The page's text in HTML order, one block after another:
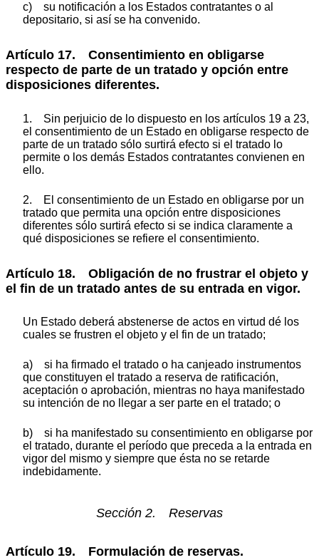
c) su notificación a los Estados contratantes o al
depositario, si así se ha convenido.
Artículo 17. Consentimiento en obligarse
respecto de parte de un tratado y opción entre
disposiciones diferentes.
1. Sin perjuicio de lo dispuesto en los artículos 19 a 23,
el consentimiento de un Estado en obligarse respecto de
parte de un tratado sólo surtirá efecto si el tratado lo
permite o los demás Estados contratantes convienen en
ello.
2. El consentimiento de un Estado en obligarse por un
tratado que permita una opción entre disposiciones
diferentes sólo surtirá efecto si se indica claramente a
qué disposiciones se refiere el consentimiento.
Artículo 18. Obligación de no frustrar el objeto y
el fin de un tratado antes de su entrada en vigor.
Un Estado deberá abstenerse de actos en virtud dé los
cuales se frustren el objeto y el fin de un tratado;
a) si ha firmado el tratado o ha canjeado instrumentos
que constituyen el tratado a reserva de ratificación,
aceptación o aprobación, mientras no haya manifestado
su intención de no llegar a ser parte en el tratado; o
b) si ha manifestado su consentimiento en obligarse por
el tratado, durante el período que preceda a la entrada en
vigor del mismo y siempre que ésta no se retarde
indebidamente.
Sección 2. Reservas
Artículo 19. Formulación de reservas.